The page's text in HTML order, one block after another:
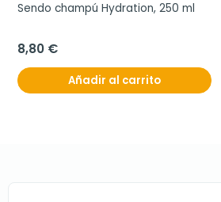
Sendo champú Hydration, 250 ml
8,80 €
Añadir al carrito